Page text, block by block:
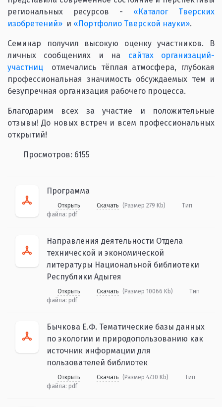
региональных ресурсов - «Каталог Тверских
изобретений» и «Портфолио Тверской науки».
Семинар получил высокую оценку участников. В
личных сообщениях и на сайтах организаций-
участниц отмечались тёплая атмосфера, глубокая
профессиональная значимость обсуждаемых тем и
безупречная организация рабочего процесса.
Благодарим всех за участие и положительные
отзывы! До новых встреч и всем профессиональных
открытий!
Просмотров: 6155
Программа
Открыть Скачать (Размер 279 Kb)
Тип
файла: pdf
Направления деятельности Отдела
технической и экономической
литературы Национальной библиотеки
Республики Адыгея
Открыть Скачать (Размер 10066 Kb)
Тип
файла: pdf
Бычкова Е.Ф. Тематические базы данных
по экологии и природопользованию как
источник информации для
пользователей библиотек
Открыть Скачать (Размер 4730 Kb)
Тип
файла: pdf